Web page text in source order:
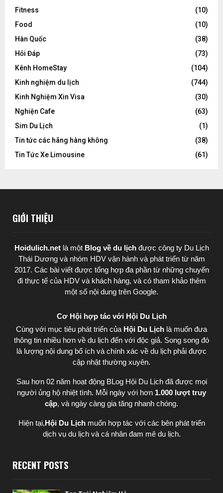
Fitness
(10)
Food
(10)
Hàn Quốc
(38)
Hỏi Đáp
(73)
Kênh HomeStay
(104)
Kinh nghiệm du lịch
(744)
Kinh Nghiệm Xin Visa
(30)
Nghiện Cafe
(63)
Sim Du Lịch
(1)
Tin tức các hãng hàng không
(38)
Tin Tức Xe Limousine
(61)
GIỚI THIỆU
Hoidulich.net là một Blog về du lịchđược công ty Du Lịch
Thái Dươngvà nhóm HDV vận hành và phát triển từ năm
2017. Các bài viết được tổng hợp đa phần từ những chuyến
đi thực tế của HDV và khách hàng, và có tham khảo thêm
một số nội dung trên Google.
Cơ Hội hợp tác với Hội Du Lịch
Cùng với mục tiêu phát triển của Hội Du Lịch là muốn đưa
thông tin nhiều hơn về du lịch đến với độc giả. Song song đó
là lượng nội dung bổ ích và chính xác về du lịch phải được
cập nhật thường xuyên.
Sau hơn 02 năm hoạt động BLog Hội Du Lịch đã được mọi
người ủng hộ nhiệt tình. Mỗi ngày với hơn 1.000 lượt truy
cập, và ngày càng gia tăng nhanh chóng.
Hiện tại,Hội Du Lịch muốn hợp tác với các bên phát triển
dịch vụ du lịch và cá nhân đam mê du lịch.
RECENT POSTS